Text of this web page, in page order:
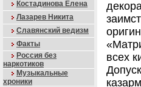
Костадинова Елена
Лазарев Никита
Славянский ведизм
Факты
Россия без
наркотиков
Музыкальные
хроники
всех